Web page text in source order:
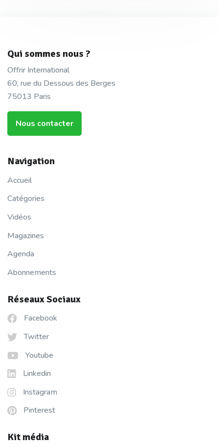
Qui sommes nous ?
Offrir International
60, rue du Dessous des Berges
75013 Paris
Nous contacter
Navigation
Accueil
Catégories
Vidéos
Magazines
Agenda
Abonnements
Réseaux Sociaux
Facebook
Twitter
Youtube
Linkedin
Instagram
Pinterest
Kit média